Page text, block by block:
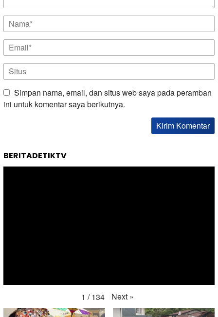
Simpan nama, email, dan situs web saya pada peramban
ini untuk komentar saya berikutnya.
BERITADETIKTV
1 / 134 Next »